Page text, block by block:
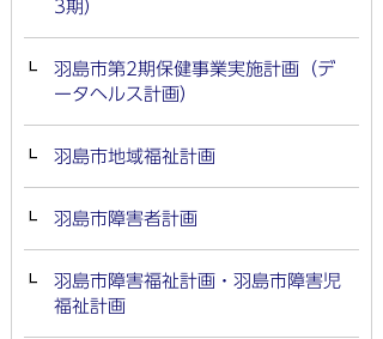
3期）
羽島市第2期保健事業実施計画（デ
ータヘルス計画）
羽島市地域福祉計画
羽島市障害者計画
羽島市障害福祉計画・羽島市障害児
福祉計画